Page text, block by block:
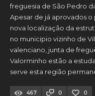
freguesia de São Pedro
Apesar de já aprovados
nova localização da
no municipio vizinho de
valenciano, junta de
Valorminho estão a
serve esta região
467 0 0